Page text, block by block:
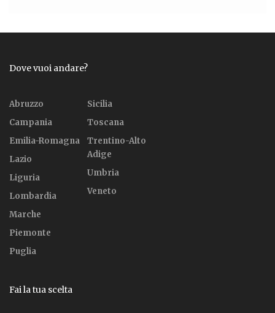
Dove vuoi andare?
Abruzzo
Campania
Emilia-Romagna
Lazio
Liguria
Lombardia
Marche
Piemonte
Puglia
Sicilia
Toscana
Trentino-Alto
Adige
Umbria
Veneto
Fai la tua scelta